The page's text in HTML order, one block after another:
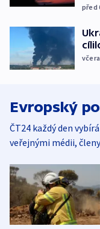
před
včera
Evropský
ČT24 každý den
veřejnými médii,